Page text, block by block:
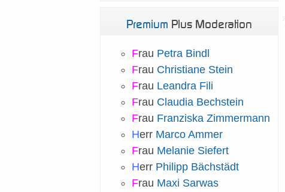
Premium Plus Moderation
Frau Petra Bindl
Frau Christiane Stein
Frau Leandra Fili
Frau Claudia Bechstein
Frau Franziska Zimmermann
Herr Marco Ammer
Frau Melanie Siefert
Herr Philipp Bächstädt
Frau Maxi Sarwas